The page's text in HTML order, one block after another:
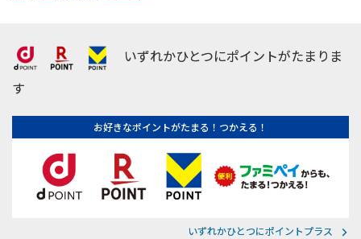
いずれかひとつにポイントがたまりま
す
お好きなポイントがたまる！つかえる！
いずれかひとつにポイントプラス